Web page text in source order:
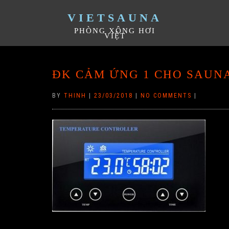
VIETSAUNA
PHÒNG XÔNG HƠI
VIỆT
ĐK CẢM ỨNG 1 CHO
BY THINH 23/03/2018 NO COMMENTS